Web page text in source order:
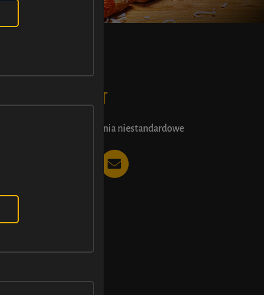
KONTAKT
Zamówienia niestandardowe